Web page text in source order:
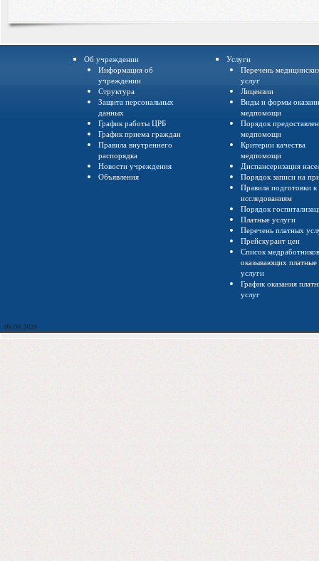
Об учреждении
Информация об
учреждении
Структура
Защита персональных
данных
График работы ЦРБ
График приема граждан
Правила внутреннего
распорядка
Новости учреждения
Объявления
Услуги
Перечень
услуг
Лицензии
Виды и формы
медпомощи
Порядок
медпомощи
Критерии качества
медпомощи
Диспансеризация
Порядок записи на
Правила подготовки к
исследованиям
Порядок
Платные услуги
Перечень платных
Прейскурант цен
Список
оказывающих платные
услуги
График оказания
услуг
09.08.2026